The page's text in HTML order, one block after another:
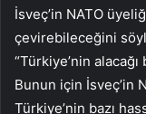
İsveç’in NATO
çevirebileceğini
“Türkiye’nin
Bunun için İsveç’in
Türkiye’nin bazı